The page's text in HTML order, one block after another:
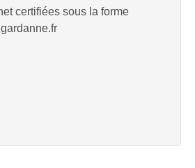
certifiées sous la forme